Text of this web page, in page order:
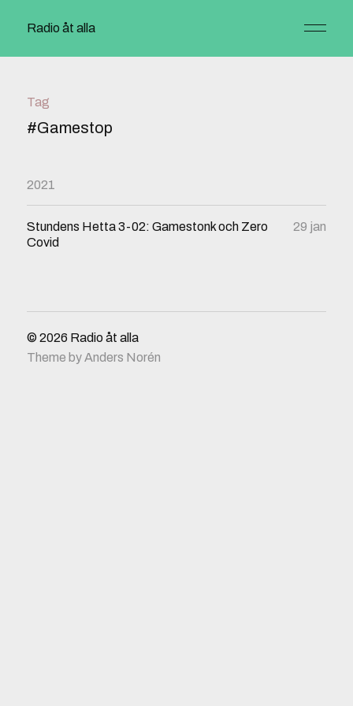
Radio åt alla
Tag
#Gamestop
2021
Stundens Hetta 3-02: Gamestonk och Zero
Covid
29 jan
© 2026 Radio åt alla
Theme byAnders Norén